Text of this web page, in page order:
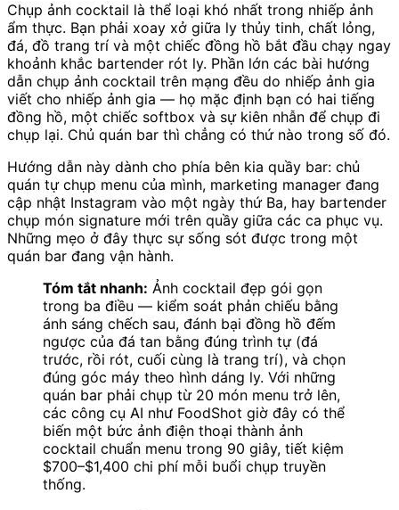
Chụp ảnh cocktail là thể loại khó nhất trong nhiếp ảnh
ẩm thực. Bạn phải xoay xở giữa ly thủy tinh, chất lỏng,
đá, đồ trang trí và một chiếc đồng hồ bắt đầu chạy ngay
khoảnh khắc bartender rót ly. Phần lớn các bài hướng
dẫn chụp ảnh cocktail trên mạng đều do nhiếp ảnh gia
viết cho nhiếp ảnh gia — họ mặc định bạn có hai tiếng
đồng hồ, một chiếc softbox và sự kiên nhẫn để chụp đi
chụp lại. Chủ quán bar thì chẳng có thứ nào trong số đó.
Hướng dẫn này dành cho phía bên kia quầy bar: chủ
quán tự chụp menu của mình, marketing manager đang
cập nhật Instagram vào một ngày thứ Ba, hay bartender
chụp món signature mới trên quầy giữa các ca phục vụ.
Những mẹo ở đây thực sự sống sót được trong một
quán bar đang vận hành.
Tóm tắt nhanh: Ảnh cocktail đẹp gói gọn
trong ba điều — kiểm soát phản chiếu bằng
ánh sáng chếch sau, đánh bại đồng hồ đếm
ngược của đá tan bằng đúng trình tự (đá
trước, rồi rót, cuối cùng là trang trí), và chọn
đúng góc máy theo hình dáng ly. Với những
quán bar phải chụp từ 20 món menu trở lên,
các công cụ AI như FoodShot giờ đây có thể
biến một bức ảnh điện thoại thành ảnh
cocktail chuẩn menu trong 90 giây, tiết kiệm
$700–$1,400 chi phí mỗi buổi chụp truyền
thống.